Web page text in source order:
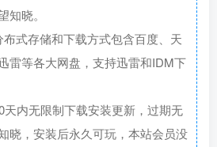
晓。
式存储和下载方式包含百度、天
雷等各大网盘，支持迅雷和IDM下
内无限制下载安装更新，过期无
晓，安装后永久可玩，本站会员没